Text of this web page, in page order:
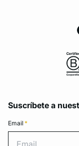
Suscríbete a
Email *